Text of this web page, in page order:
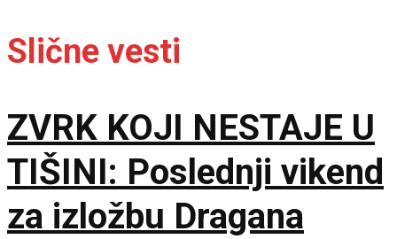
Slične vesti
ZVRK KOJI NESTAJE U
TIŠINI: Poslednji vikend
za izložbu Dragana